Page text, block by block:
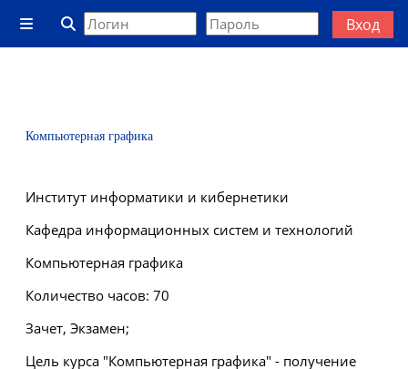
Перейти к основному содержанию
Боковая панель
Изменить данные поисковой строки
Вход
Компьютерная графика
Институт информатики и кибернетики
Кафедра информационных систем и технологий
Компьютерная графика
Количество часов: 70
Зачет, Экзамен;
Цель курса "Компьютерная графика" - получение